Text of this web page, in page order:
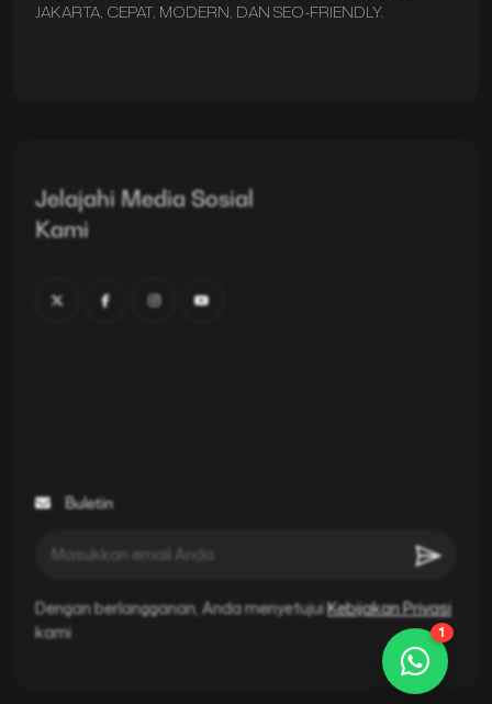
JAKARTA, CEPAT, MODERN, DAN SEO-FRIENDLY.
Jelajahi Media Sosial
Kami
Buletin
Dengan berlangganan, Anda menyetujuiKebijakan Privasi
kami
1